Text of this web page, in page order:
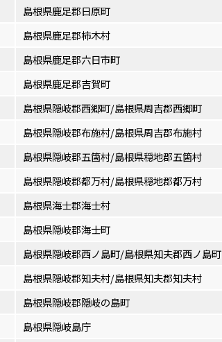
島根県鹿足郡日原町
島根県鹿足郡柿木村
島根県鹿足郡六日市町
島根県鹿足郡吉賀町
島根県隠岐郡西郷町/島根県周吉郡西郷町
島根県隠岐郡布施村/島根県周吉郡布施村
島根県隠岐郡五箇村/島根県穏地郡五箇村
島根県隠岐郡都万村/島根県穏地郡都万村
島根県海士郡海士村
島根県隠岐郡海士町
島根県隠岐郡西ノ島町/島根県知夫郡西ノ島町
島根県隠岐郡知夫村/島根県知夫郡知夫村
島根県隠岐郡隠岐の島町
島根県隠岐島庁